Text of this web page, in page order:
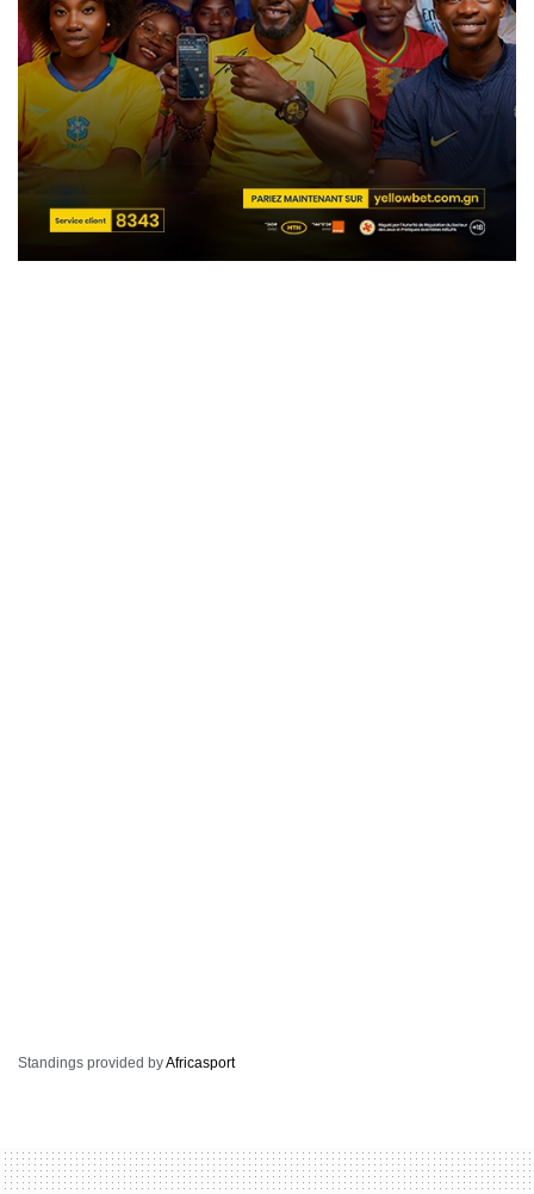
Standings provided byAfricasport